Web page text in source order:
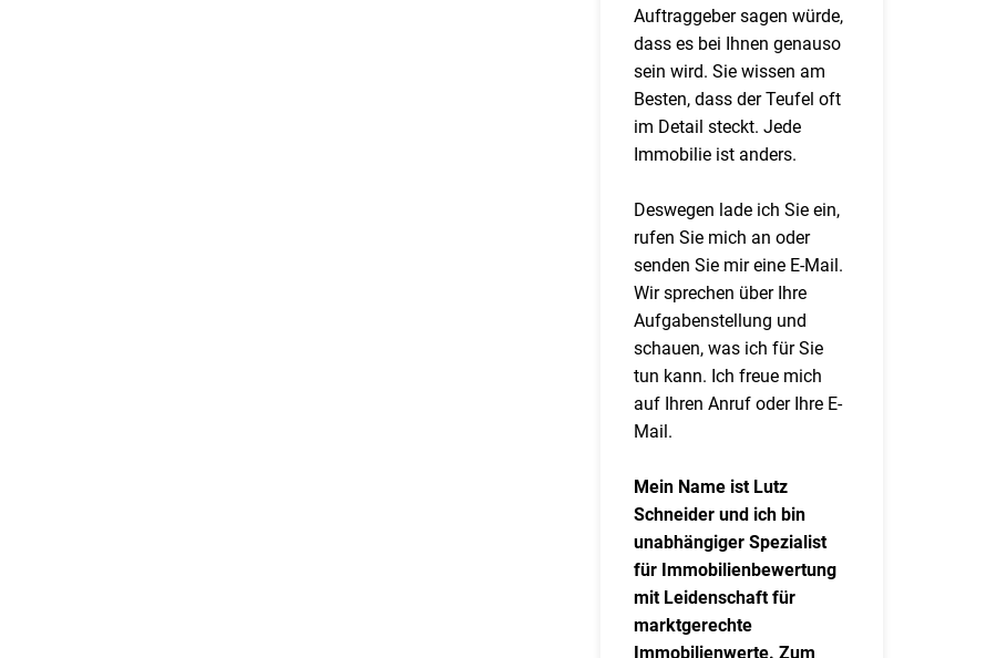
Auftraggeber sagen würde,
dass es bei Ihnen genauso
sein wird. Sie wissen am
Besten, dass der Teufel oft
im Detail steckt. Jede
Immobilie ist anders.
Deswegen lade ich Sie ein,
rufen Sie mich an oder
senden Sie mir eine E-Mail.
Wir sprechen über Ihre
Aufgabenstellung und
schauen, was ich für Sie
tun kann. Ich freue mich
auf Ihren Anruf oder Ihre E-
Mail.
Mein Name ist Lutz
Schneider und ich bin
unabhängiger Spezialist
für Immobilienbewertung
mit Leidenschaft für
marktgerechte
Immobilienwerte. Zum